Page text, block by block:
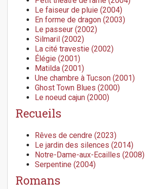
Le faiseur de pluie (2004)
En forme de dragon (2003)
Le passeur (2002)
Silmaril (2002)
La cité travestie (2002)
Élégie (2001)
Matilda (2001)
Une chambre à Tucson (2001)
Ghost Town Blues (2000)
Le noeud cajun (2000)
Recueils
Rêves de cendre (2023)
Le jardin des silences (2014)
Notre-Dame-aux-Ecailles (2008)
Serpentine (2004)
Romans